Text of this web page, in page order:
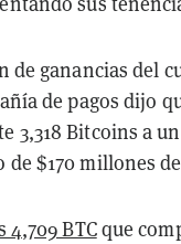
de ganancias del
de pagos dijo
3,318 Bitcoins a
de $170 millones
4,709 BTCque